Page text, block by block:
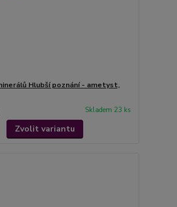
Hlubší poznání - ametyst,
Skladem 23 ks
Zvolit variantu